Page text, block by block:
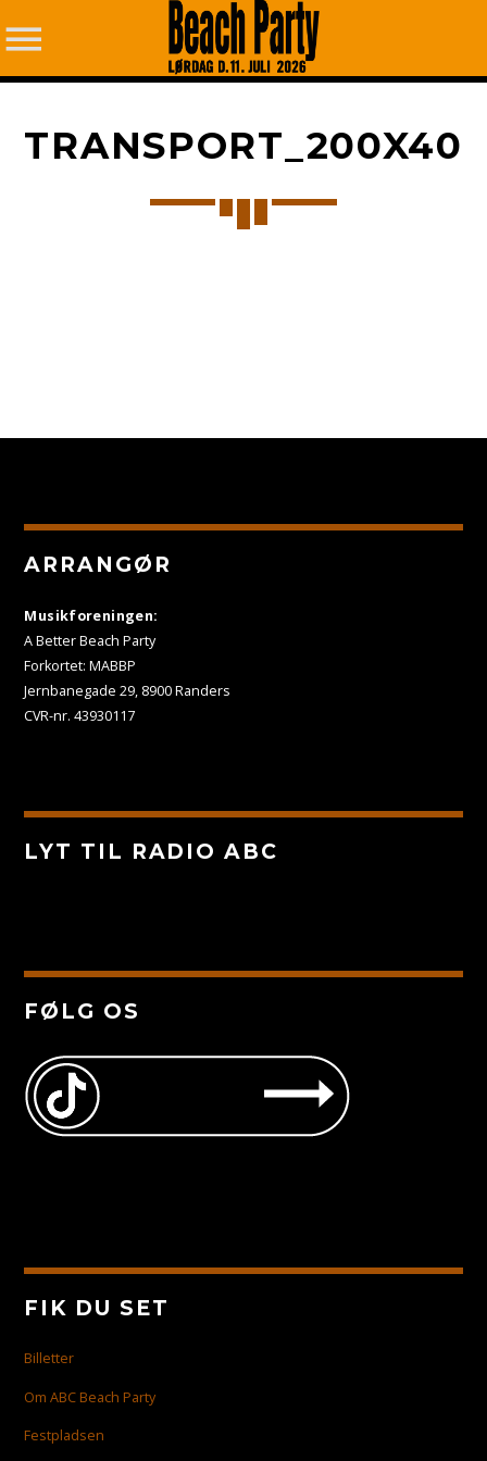
TRANSPORT_200X40
ARRANGØR
Musikforeningen:
A Better Beach Party
Forkortet: MABBP
Jernbanegade 29, 8900 Randers
CVR-nr. 43930117
LYT TIL RADIO ABC
FØLG OS
FIK DU SET
Billetter
Om ABC Beach Party
Festpladsen